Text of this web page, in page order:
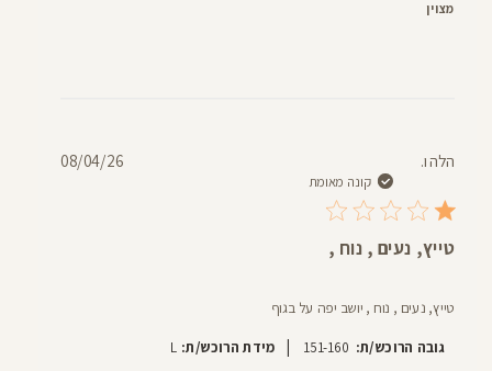
מצוין
הלה ו.
קונה מאומת
טייץ, נעים , נוח ,
טייץ, נעים , נוח , יושב יפה על בגוף
גובה הרוכש/ת: 151-160
| מידת הרוכש/ת: L
תאריך08/04/26